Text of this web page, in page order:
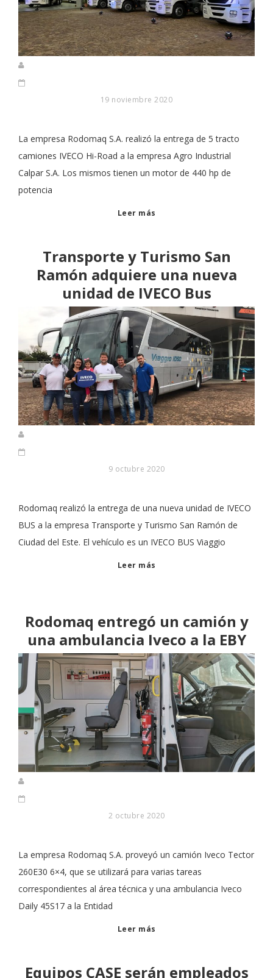
19 noviembre 2020
La empresa Rodomaq S.A. realizó la entrega de 5 tracto
camiones IVECO Hi-Road a la empresa Agro Industrial
Calpar S.A. Los mismos tienen un motor de 440 hp de
potencia
Leer más
Transporte y Turismo San
Ramón adquiere una nueva
unidad de IVECO Bus
9 octubre 2020
Rodomaq realizó la entrega de una nueva unidad de IVECO
BUS a la empresa Transporte y Turismo San Ramón de
Ciudad del Este. El vehículo es un IVECO BUS Viaggio
Leer más
Rodomaq entregó un camión y
una ambulancia Iveco a la EBY
2 octubre 2020
La empresa Rodomaq S.A. proveyó un camión Iveco Tector
260E30 6×4, que se utilizará para varias tareas
correspondientes al área técnica y una ambulancia Iveco
Daily 45S17 a la Entidad
Leer más
Equipos CASE serán empleados